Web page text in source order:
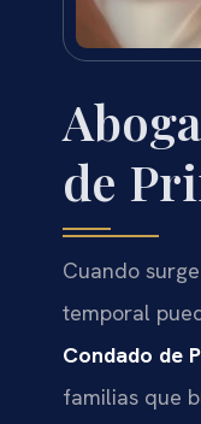
de
Cuando
temporal
Condado de
familias que